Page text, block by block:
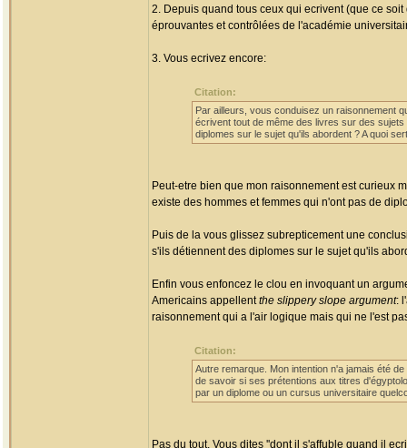
2. Depuis quand tous ceux qui ecrivent (que ce
éprouvantes et contrôlées de l'académie
3. Vous ecrivez encore:
Citation:
Par ailleurs, vous conduisez un raisonnement
écrivent tout de même des livres sur des
diplomes sur le sujet qu'ils abordent ? A quoi
Peut-etre bien que mon raisonnement est curieux
existe des hommes et femmes qui n'ont pas de
Puis de la vous glissez subrepticement une
s'ils détiennent des diplomes sur le sujet qu'ils
Enfin vous enfoncez le clou en invoquant un
Americains appellentthe slippery slope argument:
raisonnement qui a l'air logique mais qui ne l'est
Citation:
Autre remarque. Mon intention n'a jamais été
de savoir si ses prétentions aux titres
par un diplome ou un cursus universitaire
Pas du tout. Vous dites ''dont il s'affuble quand il